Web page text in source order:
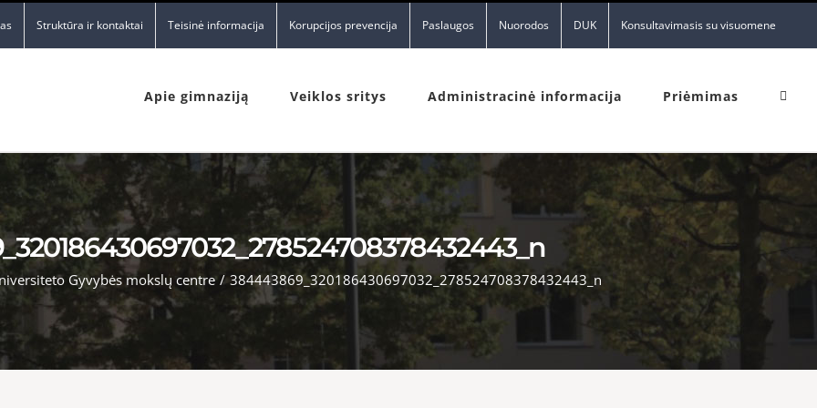
Struktūra ir kontaktai Teisinė informacija Korupcijos prevencija Paslaugos Nuorodos DUK Konsultavimasis su visuomene
Apie gimnaziją Veiklos sritys Administracinė informacija Priėmimas
Gyvybės mokslų centre / 384443869_320186430697032_278524708378432443_n